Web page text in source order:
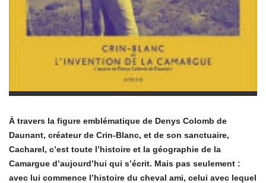
À travers la figure emblématique de Denys Colomb de
Daunant, créateur de Crin-Blanc, et de son sanctuaire,
Cacharel, c’est toute l’histoire et la géographie de la
Camargue d’aujourd’hui qui s’écrit. Mais pas seulement :
avec lui commence l’histoire du cheval ami, celui avec lequel